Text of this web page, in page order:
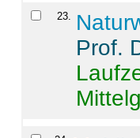
23.
Prof.